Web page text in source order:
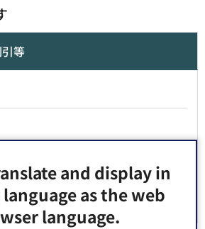
and display in
as the web
language.
等